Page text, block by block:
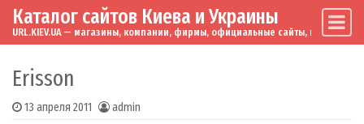
Skip to content
Main Navigation
Каталог сайтов Киева и Украины
URL.KIEV.UA — магазины, компании, фирмы, официальные сайты, мировые
Erisson
13 апреля 2011 admin